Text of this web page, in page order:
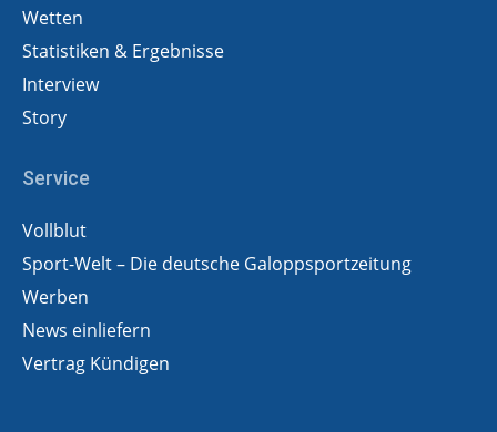
Wetten
Statistiken & Ergebnisse
Interview
Story
Service
Vollblut
Sport-Welt – Die deutsche Galoppsportzeitung
Werben
News einliefern
Vertrag Kündigen